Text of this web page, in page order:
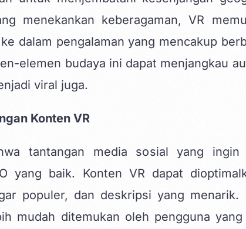
menekankan keberagaman, VR
dalam pengalaman yang mencakup
elemen budaya ini dapat menjangkau
viral juga.
Konten VR
tantangan media sosial yang
yang baik. Konten VR dapat
populer, dan deskripsi yang menarik.
mudah ditemukan oleh pengguna